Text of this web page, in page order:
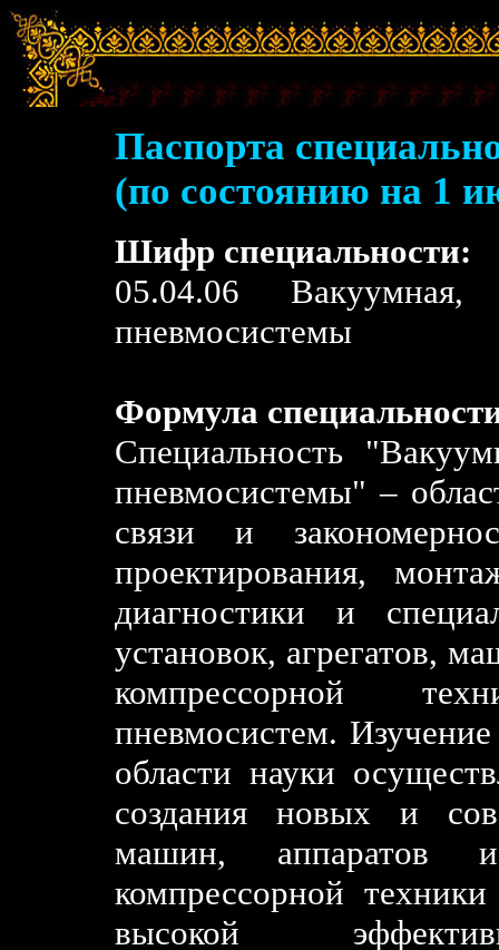
Паспорта
(по состоянию на 1
Шифр специальности:
05.04.06
пневмосистемы
Формула
Специальность
пневмосистемы" –
связи и
проектирования,
диагностики и
установок, агрегатов,
компрессорной
пневмосистем.
области науки
создания новых и
машин, аппаратов и
компрессорной
высокой